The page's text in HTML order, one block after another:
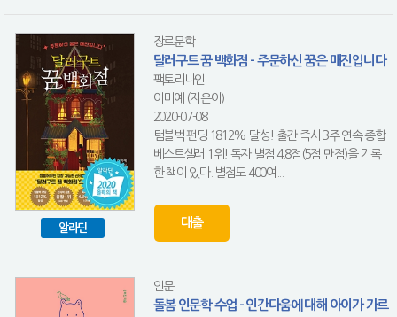
알라딘
장르문학
달러구트 꿈 백화점 - 주문하신 꿈은 매진입니다
팩토리나인
이미예 (지은이)
2020-07-08
텀블벅 펀딩 1812% 달성! 출간 즉시 3주 연속 종합
베스트셀러 1위! 독자 별점 4.8점(5점 만점)을 기록
한 책이 있다. 별점도 400여...
대출
인문
돌봄 인문학 수업 - 인간다움에 대해 아이가 가르